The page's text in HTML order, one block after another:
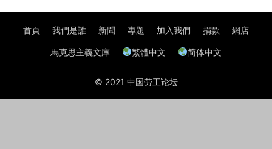
首頁 我們是誰 新聞 專題 加入我們 捐款 網店
馬克思主義文庫 繁體中文 简体中文
© 2021 中国劳工论坛